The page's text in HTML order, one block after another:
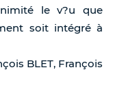
le v?u que
soit intégré à
BLET, François